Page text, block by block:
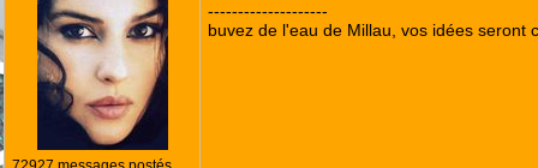
--------------------
buvez de l'eau de Millau, vos idées seront